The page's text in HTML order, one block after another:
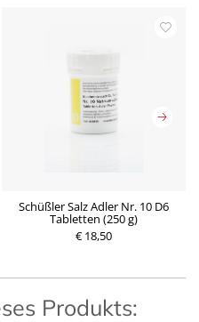
Schüßler Salz Adler Nr. 10 D6
Tabletten (250 g)
€ 18,50
Produkts: